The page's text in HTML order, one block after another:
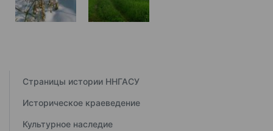
Страницы истории ННГАСУ
Историческое краеведение
Культурное наследие